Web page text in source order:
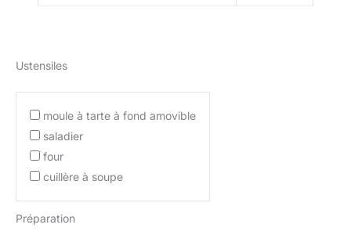
Ustensiles
moule à tarte à fond amovible
saladier
four
cuillère à soupe
Préparation